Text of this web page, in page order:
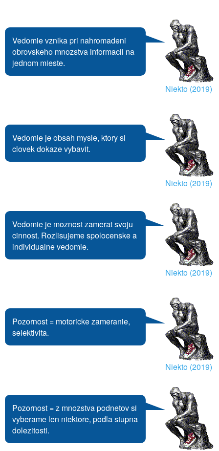
Vedomie vznika pri nahromadeni
obrovskeho mnozstva informacii na
jednom mieste.
Niekto (2019)
Vedomie je obsah mysle, ktory si
clovek dokaze vybavit.
Niekto (2019)
Vedomie je moznost zamerat svoju
cinnost. Rozlisujeme spolocenske a
individualne vedomie.
Niekto (2019)
Pozornost = motoricke zameranie,
selektivita.
Niekto (2019)
Pozornost = z mnozstva podnetov si
vyberame len niektore, podla stupna
dolezitosti.